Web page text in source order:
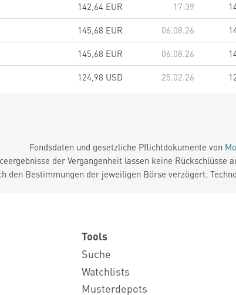
142,64 EUR 17:39
145,68 EUR 06.08.26
145,68 EUR 06.08.26
124,98 USD 25.02.26
Fondsdaten und gesetzliche Pflichtdokumente von
der Vergangenheit lassen keine Rückschlüsse
den Bestimmungen der jeweiligen Börse verzögert.
Tools
Suche
Watchlists
Musterdepots